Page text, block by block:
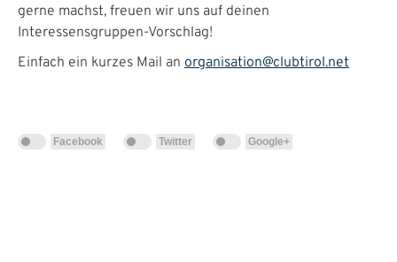
gerne machst, freuen wir uns auf deinen
Interessensgruppen-Vorschlag!
Einfach ein kurzes Mail an organisation@clubtirol.net
Facebook Twitter Google+